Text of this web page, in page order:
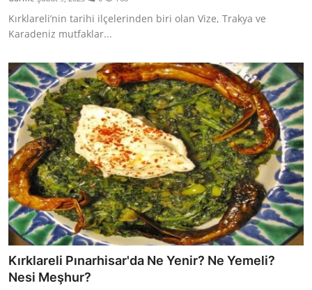
Mutfak Püf Noktaları & İpuçları
Mekan & Lezzet Rotaları
Temel Gıda ve Ürün Rehberleri
İçecek Kültürü & Barista
Yöresel Tarifler & Ev Yemekleri
Gıda Güvenliği & Sağlık
İçecek Kültürü & Rehberleri
Popüler Kültür & Mutfak Tarihi
Mutfak Temizliği & Pratik Bilgiler
Kırklareli’nin tarihi ilçelerinden biri olan Vize, Trakya ve
Karadeniz mutfaklar...
Kırklareli Pınarhisar'da Ne Yenir? Ne Yemeli?
Nesi Meşhur?